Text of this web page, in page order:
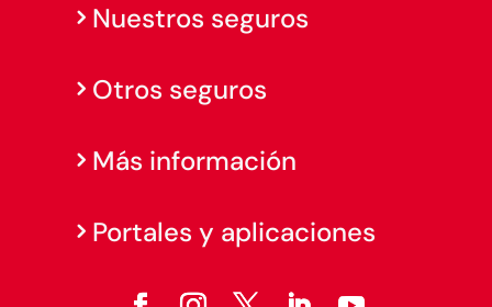
Nuestros seguros
Otros seguros
Más información
Portales y aplicaciones